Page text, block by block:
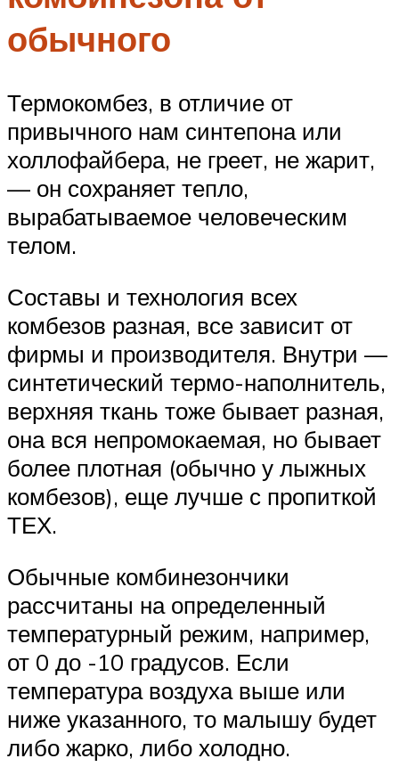
обычного
Термокомбез, в отличие от
привычного нам синтепона или
холлофайбера, не греет, не жарит,
— он сохраняет тепло,
вырабатываемое человеческим
телом.
Составы и технология всех
комбезов разная, все зависит от
фирмы и производителя. Внутри —
синтетический термо-наполнитель,
верхняя ткань тоже бывает разная,
она вся непромокаемая, но бывает
более плотная (обычно у лыжных
комбезов), еще лучше с пропиткой
ТЕХ.
Обычные комбинезончики
рассчитаны на определенный
температурный режим, например,
от 0 до -10 градусов. Если
температура воздуха выше или
ниже указанного, то малышу будет
либо жарко, либо холодно.